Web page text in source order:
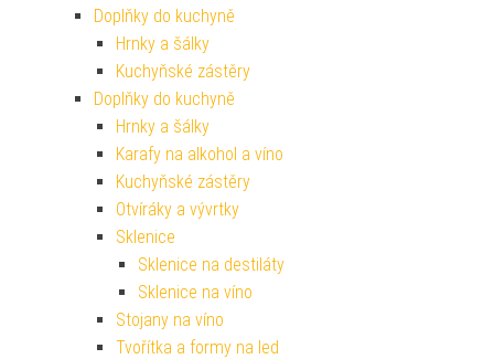
Doplňky do kuchyně
Hrnky a šálky
Kuchyňské zástěry
Doplňky do kuchyně
Hrnky a šálky
Karafy na alkohol a víno
Kuchyňské zástěry
Otvíráky a vývrtky
Sklenice
Sklenice na destiláty
Sklenice na víno
Stojany na víno
Tvořítka a formy na led